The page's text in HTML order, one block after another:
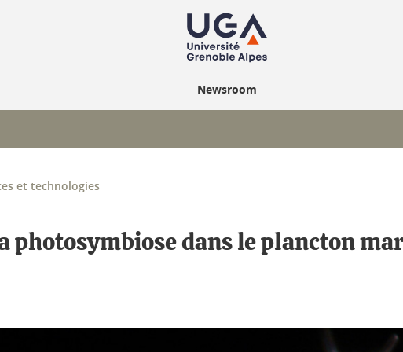
Newsroom
et technologies
photosymbiose dans le plancton